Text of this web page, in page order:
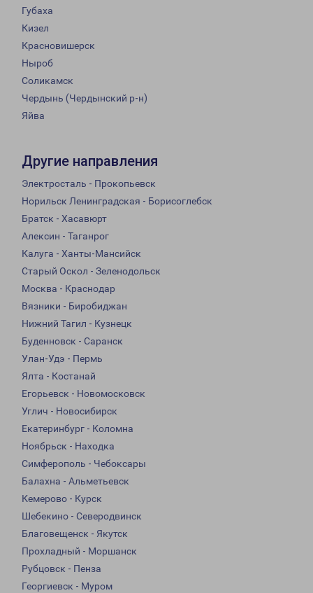
Губаха
Кизел
Красновишерск
Ныроб
Соликамск
Чердынь (Чердынский р-н)
Яйва
Другие направления
Электросталь - Прокопьевск
Норильск Ленинградская - Борисоглебск
Братск - Хасавюрт
Алексин - Таганрог
Калуга - Ханты-Мансийск
Старый Оскол - Зеленодольск
Москва - Краснодар
Вязники - Биробиджан
Нижний Тагил - Кузнецк
Буденновск - Саранск
Улан-Удэ - Пермь
Ялта - Костанай
Егорьевск - Новомосковск
Углич - Новосибирск
Екатеринбург - Коломна
Ноябрьск - Находка
Симферополь - Чебоксары
Балахна - Альметьевск
Кемерово - Курск
Шебекино - Северодвинск
Благовещенск - Якутск
Прохладный - Моршанск
Рубцовск - Пенза
Георгиевск - Муром